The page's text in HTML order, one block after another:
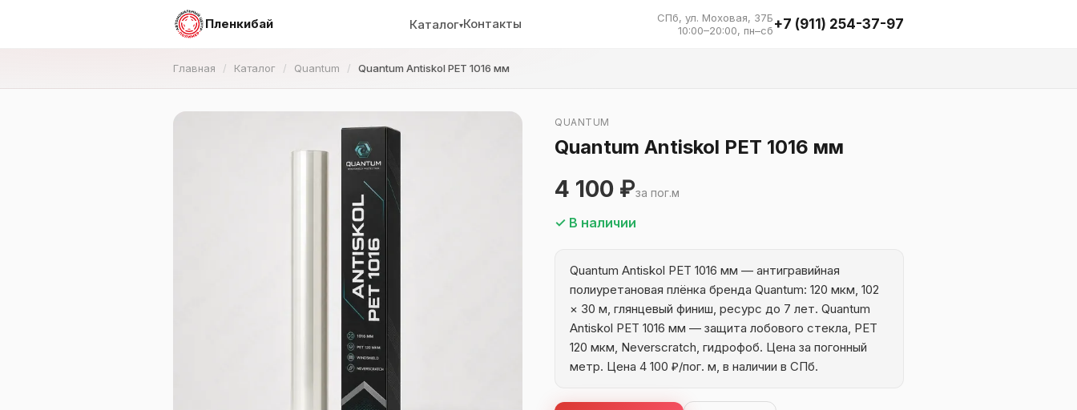
Пленкибай Каталог▾Контакты
СПб, ул. Моховая, 37Б
10:00–20:00, пн–сб+7 (911) 254-37-97
Главная Каталог Quantum Quantum Antiskol PET 1016 мм
QUANTUM
Quantum Antiskol PET 1016 мм
4 100 ₽за пог.м
✓ В наличии
Quantum Antiskol PET 1016 мм — антигравийная
полиуретановая плёнка бренда Quantum: 120 мкм, 102
× 30 м, глянцевый финиш, ресурс до 7 лет. Quantum
Antiskol PET 1016 мм — защита лобового стекла, PET
120 мкм, Neverscratch, гидрофоб. Цена за погонный
метр. Цена 4 100 ₽/пог. м, в наличии в СПб.